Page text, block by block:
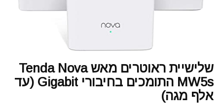
שלישיית ראוטרים מאש Tenda Nova
MW5s התומכים בחיבורי Gigabit (עד
אלף מגה)